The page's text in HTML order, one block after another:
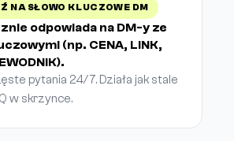
NA SŁOWO KLUCZOWE DM
odpowiada na DM-y ze
(np. CENA, LINK,
pytania 24/7. Działa jak stale
w skrzynce.